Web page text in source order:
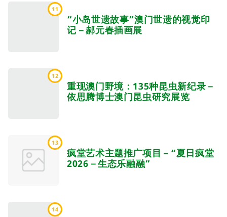
11
“小岛世遗故事”澳门世遗的视觉印
记－郝元春插画展
12
重现澳门野境：135种昆虫新纪录－
依思腾博士澳门昆虫研究展览
13
疯堂艺术主题推广项目－“夏日疯堂
2026－生态乐融融”
14